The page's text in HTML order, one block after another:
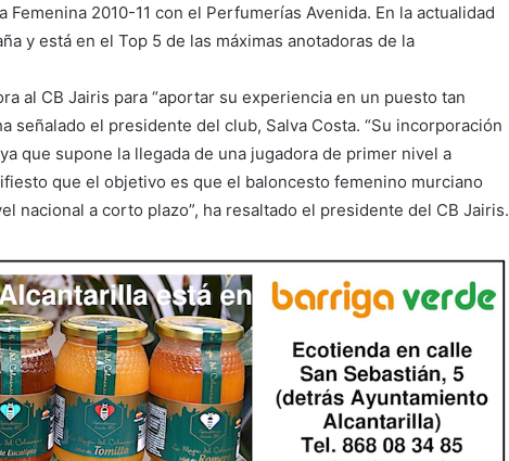
2010-11 con el Perfumerías Avenida. En la actualidad
y está en el Top 5 de las máximas anotadoras de la
al CB Jairis para “aportar su experiencia en un puesto tan
señalado el presidente del club, Salva Costa. “Su incorporación
que supone la llegada de una jugadora de primer nivel a
que el objetivo es que el baloncesto femenino murciano
nacional a corto plazo”, ha resaltado el presidente del CB Jairis.